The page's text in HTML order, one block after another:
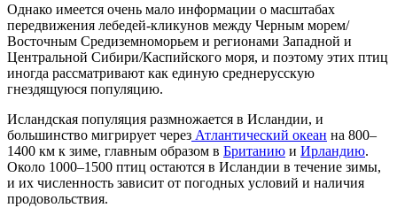
Однако имеется очень мало информации о масштабах
передвижения лебедей-кликунов между Черным морем/
Восточным Средиземноморьем и регионами Западной и
Центральной Сибири/Каспийского моря, и поэтому этих птиц
иногда рассматривают как единую среднерусскую
гнездящуюся популяцию.
Исландская популяция размножается в Исландии, и
большинство мигрирует через Атлантический океан на 800–
1400 км к зиме, главным образом в Британию и Ирландию.
Около 1000–1500 птиц остаются в Исландии в течение зимы,
и их численность зависит от погодных условий и наличия
продовольствия.